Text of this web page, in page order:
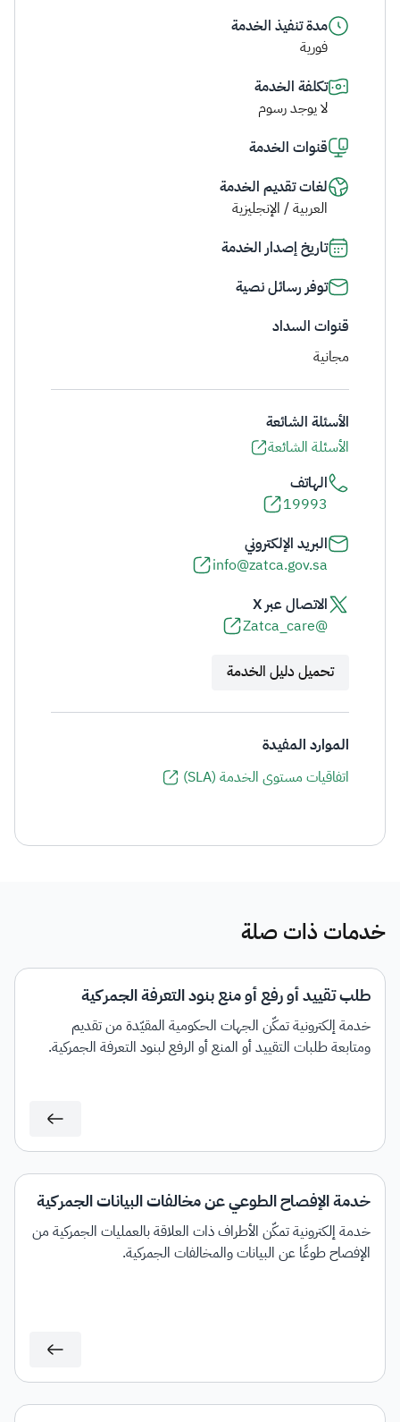
مدة تنفيذ الخدمة
فورية
تكلفة الخدمة
لا يوجد رسوم
قنوات الخدمة
لغات تقديم الخدمة
العربية / الإنجليزية
تاريخ إصدار الخدمة
توفر رسائل نصية
قنوات السداد
مجانية
الأسئلة الشائعة
الأسئلة الشائعة
الهاتف
19993
البريد الإلكتروني
info@zatca.gov.sa
الاتصال عبر X
@Zatca_care
تحميل دليل الخدمة
الموارد المفيدة
اتفاقيات مستوى الخدمة (SLA)
خدمات ذات صلة
طلب تقييد أو رفع أو منع بنود التعرفة الجمركية
خدمة إلكترونية تمكّن الجهات الحكومية المقيّدة من تقديم
ومتابعة طلبات التقييد أو المنع أو الرفع لبنود التعرفة الجمركية.
خدمة الإفصاح الطوعي عن مخالفات البيانات الجمركية
خدمة إلكترونية تمكّن الأطراف ذات العلاقة بالعمليات الجمركية من
الإفصاح طوعًا عن البيانات والمخالفات الجمركية.